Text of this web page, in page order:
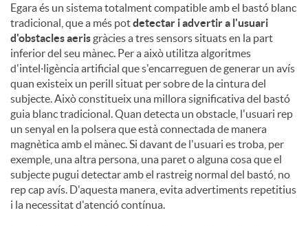
t
s
Egara és un sistema totalment compatible amb el bastó blanc
tradicional, que a més potdetectar i advertir a l'usuari
d'obstacles aerisgràcies a tres sensors situats en la part
inferior del seu mànec. Per a això utilitza algoritmes
d'intel·ligència artificial que s'encarreguen de generar un avís
quan existeix un perill situat per sobre de la cintura del
subjecte. Això constitueix una millora significativa del bastó
guia blanc tradicional. Quan detecta un obstacle, l'usuari rep
un senyal en la polsera que està connectada de manera
magnètica amb el mànec. Si davant de l'usuari es troba, per
exemple, una altra persona, una paret o alguna cosa que el
subjecte pugui detectar amb el rastreig normal del bastó, no
rep cap avís. D'aquesta manera, evita advertiments repetitius
i la necessitat d'atenció contínua.